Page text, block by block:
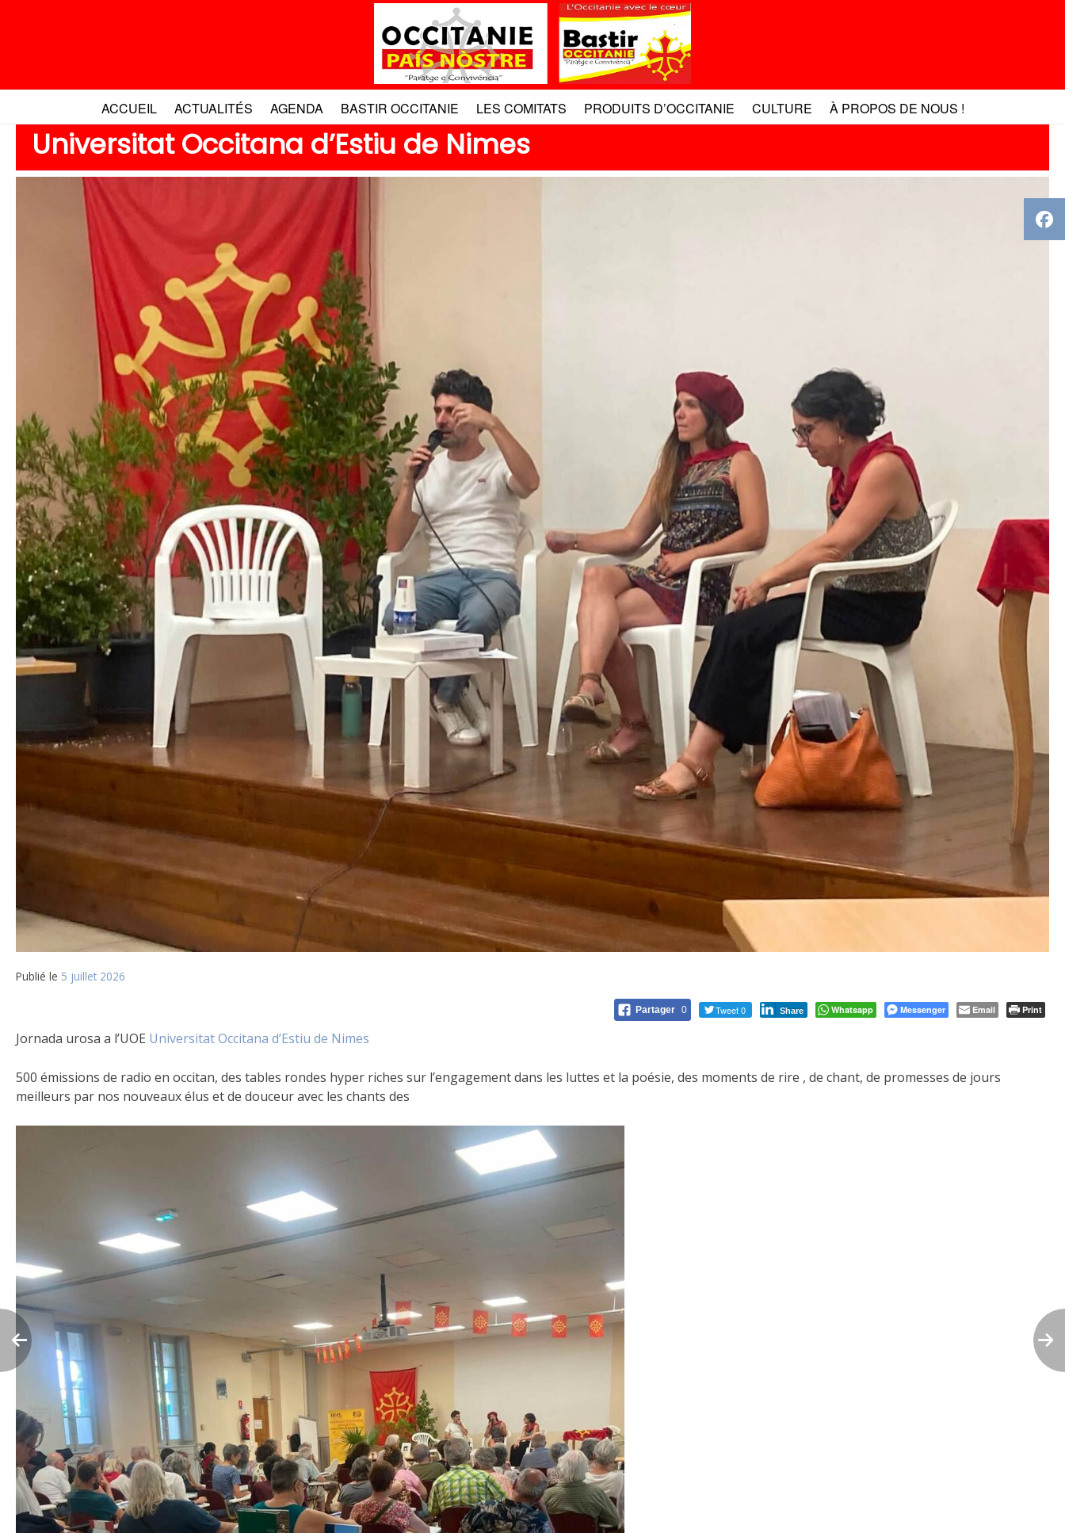
ACCUEIL ACTUALITÉS AGENDA BASTIR OCCITANIE LES COMITATS PRODUITS D’OCCITANIE CULTURE À PROPOS DE NOUS !
Universitat Occitana d’Estiu de Nimes
Publié le 5 juillet 2026
Partager 0 Tweet 0 Share Whatsapp Messenger Email Print
Jornada urosa a l’UOE Universitat Occitana d’Estiu de Nimes
500 émissions de radio en occitan, des tables rondes hyper riches sur l’engagement dans les luttes et la poésie, des moments de rire , de chant, de promesses de jours
meilleurs par nos nouveaux élus et de douceur avec les chants des